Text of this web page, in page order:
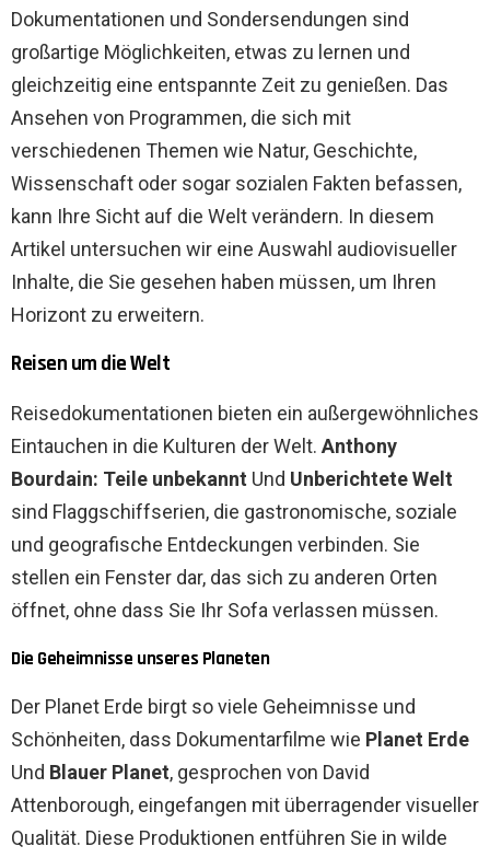
Dokumentationen und Sondersendungen sind
großartige Möglichkeiten, etwas zu lernen und
gleichzeitig eine entspannte Zeit zu genießen. Das
Ansehen von Programmen, die sich mit
verschiedenen Themen wie Natur, Geschichte,
Wissenschaft oder sogar sozialen Fakten befassen,
kann Ihre Sicht auf die Welt verändern. In diesem
Artikel untersuchen wir eine Auswahl audiovisueller
Inhalte, die Sie gesehen haben müssen, um Ihren
Horizont zu erweitern.
Reisen um die Welt
Reisedokumentationen bieten ein außergewöhnliches
Eintauchen in die Kulturen der Welt. Anthony
Bourdain: Teile unbekannt Und Unberichtete Welt
sind Flaggschiffserien, die gastronomische, soziale
und geografische Entdeckungen verbinden. Sie
stellen ein Fenster dar, das sich zu anderen Orten
öffnet, ohne dass Sie Ihr Sofa verlassen müssen.
Die Geheimnisse unseres Planeten
Der Planet Erde birgt so viele Geheimnisse und
Schönheiten, dass Dokumentarfilme wie Planet Erde
Und Blauer Planet, gesprochen von David
Attenborough, eingefangen mit überragender visueller
Qualität. Diese Produktionen entführen Sie in wilde